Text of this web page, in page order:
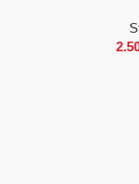
cena: od 2.500